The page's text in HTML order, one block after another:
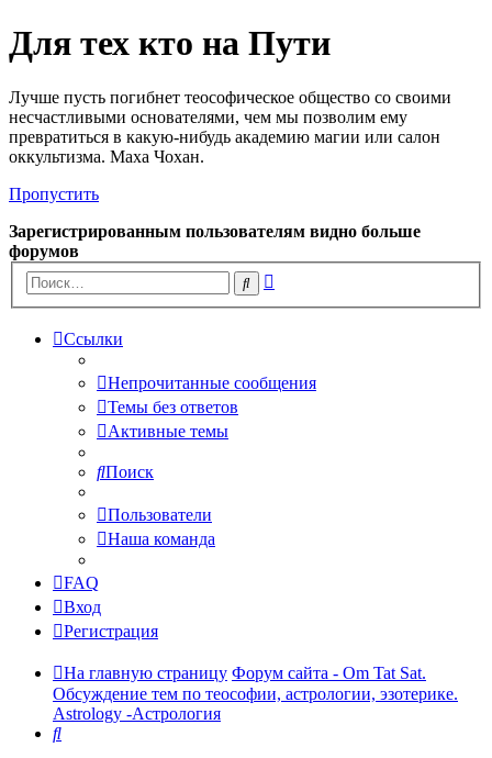
Для тех кто на Пути
Лучше пусть погибнет теософическое общество со своими
несчастливыми основателями, чем мы позволим ему
превратиться в какую-нибудь академию магии или салон
оккультизма. Маха Чохан.
Пропустить
Зарегистрированным пользователям видно больше
форумов
Поиск
Ссылки
Непрочитанные сообщения
Темы без ответов
Активные темы
Поиск
Пользователи
Наша команда
FAQ
Вход
Регистрация
На главную страницу Форум сайта - Om Tat Sat.
Обсуждение тем по теософии, астрологии, эзотерике.
Astrology -Астрология
Поиск